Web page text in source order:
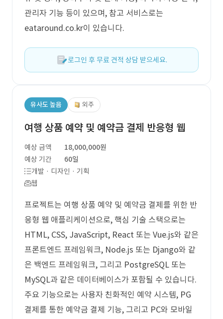
관리자 기능 등이 있으며, 참고 서비스로는
eataround.co.kr이 있습니다.
로그인 후 무료 견적 상담 받으세요.
유사도 높음 외주
여행 상품 예약 및 예약금 결제 반응형 웹
예상 금액
18,000,000원
예상 기간
60일
개발 · 디자인 · 기획
웹
프로젝트는 여행 상품 예약 및 예약금 결제를 위한 반
응형 웹 애플리케이션으로, 핵심 기술 스택으로는
HTML, CSS, JavaScript, React 또는 Vue.js와 같은
프론트엔드 프레임워크, Node.js 또는 Django와 같
은 백엔드 프레임워크, 그리고 PostgreSQL 또는
MySQL과 같은 데이터베이스가 포함될 수 있습니다.
주요 기능으로는 사용자 친화적인 예약 시스템, PG
결제를 통한 예약금 결제 기능, 그리고 PC와 모바일